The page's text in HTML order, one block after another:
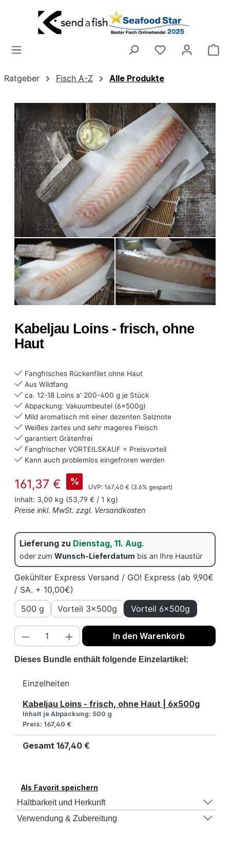
Zum Hauptinhalt springen
Ratgeber Fisch A-Z Alle Produkte
Kabeljau Loins - frisch, ohne
Haut
Fangfrisches Rückenfilet ohne Haut
Aus Wildfang
ca. 12-18 Loins a' 200-400 g je Stück
Abpackung: Vakuumbeutel (6x500g)
Mild aromatisch mit einer dezenten Salznote
Weißes zartes und sehr mageres Fleisch
garantiert Grätenfrei
Fangfrischer VORTEILSKAUF = Preisvorteil
Kann auch problemlos eingefroren werden
Verkaufspreis:
161,37 € %
UVP: Regulärer Preis:
167,40 € (3.6% gespart)
Inhalt: 3,00 kg (53,79 € / 1 kg)
Preise inkl. MwSt. zzgl. Versandkosten
Lieferung zu Dienstag, 11. Aug.
oder zum Wunsch-Lieferdatum bis an Ihre Haustür
Gekühlter Express Versand / GO! Express (ab 9,90€
/ SA. + 10,00€)
500 g
Vorteil 3x500g Vorteil 6x500g
Produkt Anzahl: Gib den gewünschten
In den Warenkorb
Dieses Bundle enthält folgende Einzelartikel:
Einzelheiten
Kabeljau Loins - frisch, ohne Haut | 6x500g
Inhalt je Abpackung: 500 g
Preis: 167,40 €
Gesamt 167,40 €
Als Favorit speichern
Haltbarkeit und Herkunft
Verwendung & Zubereitung